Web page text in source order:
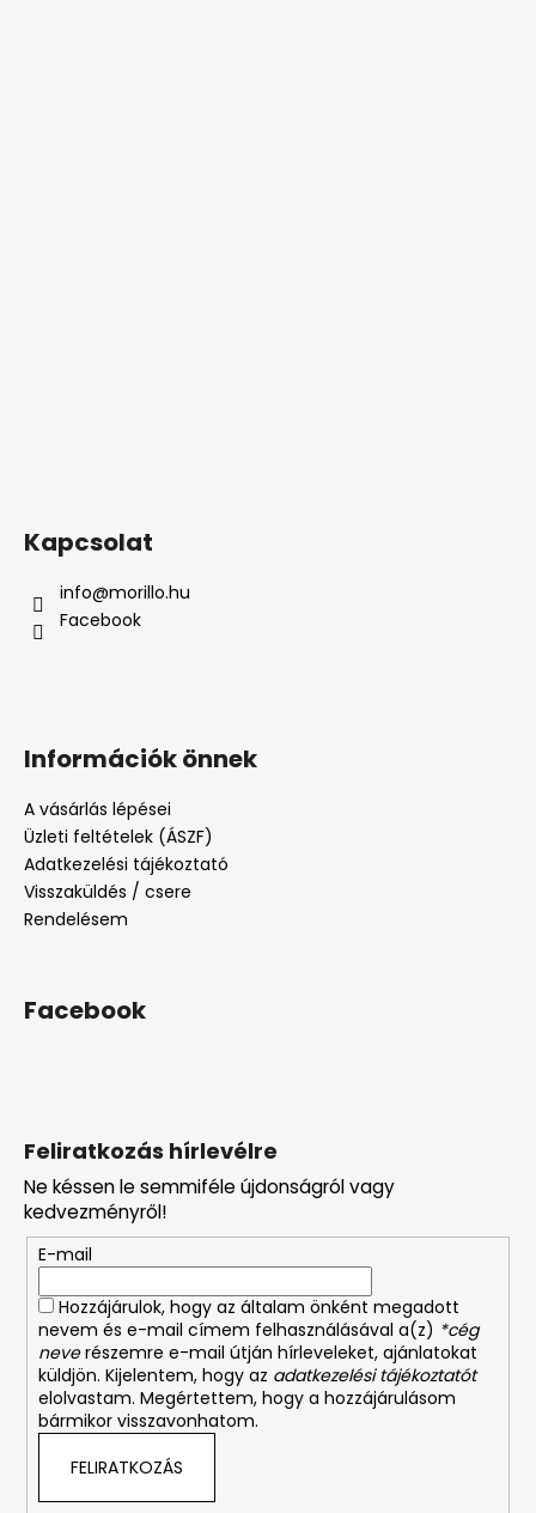
Feliratkozás hírlevélre
Ne késsen le semmiféle újdonságról vagy
kedvezményről!
E-mail
Hozzájárulok, hogy az általam önként megadott
nevem és e-mail címem felhasználásával a(z) *cég
neverészemre e-mail útján hírleveleket, ajánlatokat
küldjön. Kijelentem, hogy az adatkezelési tájékoztatót
elolvastam. Megértettem, hogy a hozzájárulásom
bármikor visszavonhatom.
FELIRATKOZÁS
Kapcsolat
info@morillo.hu
Facebook
Információk önnek
A vásárlás lépései
Üzleti feltételek (ÁSZF)
Adatkezelési tájékoztató
Visszaküldés / csere
Rendelésem
Facebook